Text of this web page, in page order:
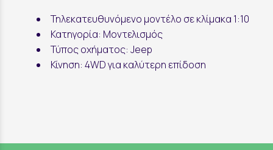
Τηλεκατευθυνόμενο μοντέλο σε κλίμακα 1:10
Κατηγορία: Μοντελισμός
Τύπος οχήματος: Jeep
Κίνηση: 4WD για καλύτερη επίδοση